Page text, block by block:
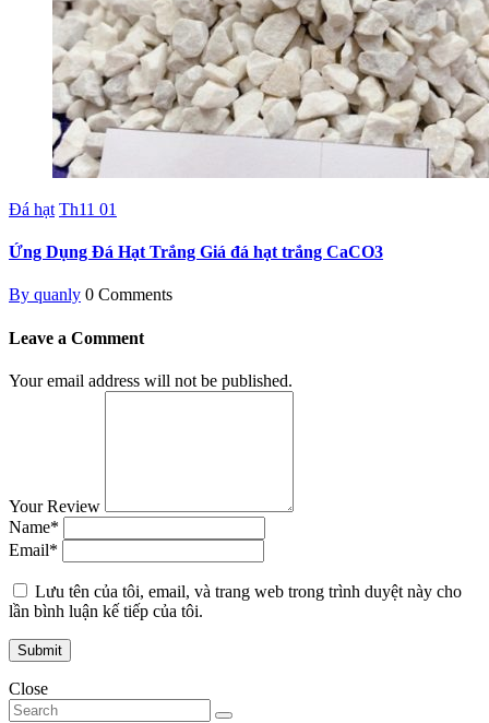
Đá hạt Th11 01
Ứng Dụng Đá Hạt Trắng Giá đá hạt trắng CaCO3
By quanly 0 Comments
Leave a Comment
Your email address will not be published.
Your Review
Name*
Email*
Lưu tên của tôi, email, và trang web trong trình duyệt này cho
lần bình luận kế tiếp của tôi.
Close